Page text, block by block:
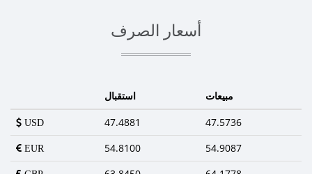
أسعار الصرف
استقبال مبيعات
USD 47.4881 47.5736
EUR 54.8100 54.9087